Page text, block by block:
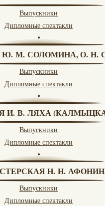
Выпускники
Дипломные спектакли
Ю. М. СОЛОМИНА, О.
Выпускники
Дипломные спектакли
И. В. ЛЯХА
Выпускники
Дипломные спектакли
Н. Н.
Выпускники
Дипломные спектакли